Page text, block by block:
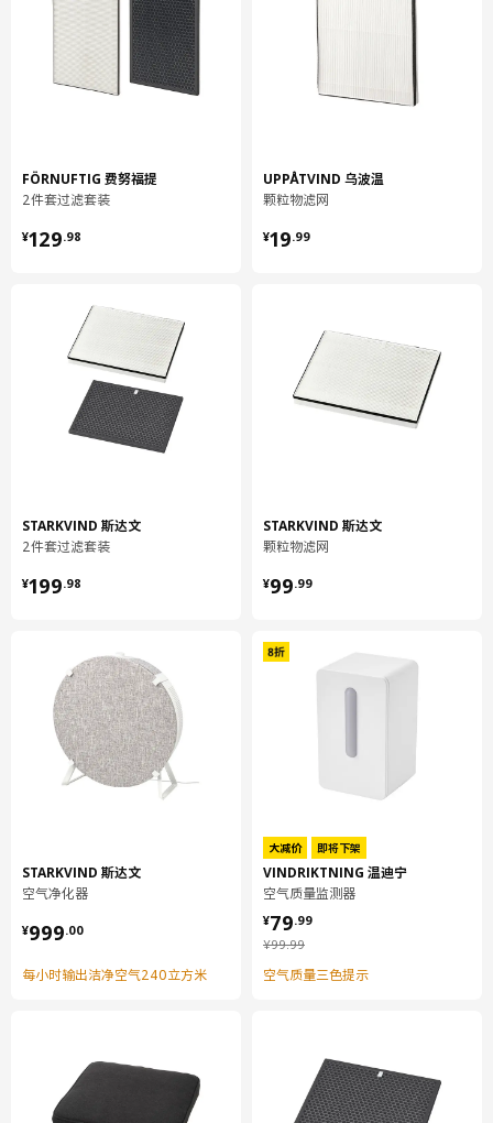
该过滤器只能更换。
环境和材料
充芯:
活性碳
FÖRNUFTIG 费努福提
2件套过滤套装
¥129.98
¥ 129.98
STARKVIND 斯达文
2件套过滤套装
¥199.98
¥ 199.98
STARKVIND 斯达文
空气净化器
¥999.00
¥ 999.00
每小时输出洁净空气240立方米
UPPÅTVIND 乌波温
颗粒物滤网
¥19.99
¥ 19.99
STARKVIND 斯达文
颗粒物滤网
¥99.99
¥ 99.99
大减价 即将下架
VINDRIKTNING 温迪宁
空气质量监测器
¥99.99
¥ 99.99
¥79.99
¥ 79.99
空气质量三色提示